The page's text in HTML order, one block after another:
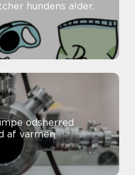
hundens alder,
odsherred
af varmen